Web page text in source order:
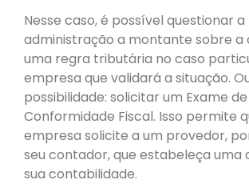
Nesse caso, é possível questionar a
administração a montante sobre a
uma regra tributária no caso
empresa que validará a situação.
possibilidade: solicitar um Exame de
Conformidade Fiscal. Isso permite
empresa solicite a um provedor,
seu contador, que estabeleça uma
sua contabilidade.